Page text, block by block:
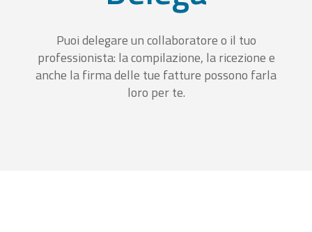
Puoi delegare un collaboratore o il tuo
professionista: la compilazione, la ricezione e
anche la firma delle tue fatture possono farla
loro per te.